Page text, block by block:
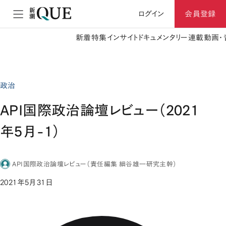
ログイン 会員登録
新着特集 インサイト ドキュメンタリー 連載動画
政治
API国際政治論壇レビュー（2021
年5月-1）
API国際政治論壇レビュー（責任編集 細谷雄一研究主幹）
2021年5月31日